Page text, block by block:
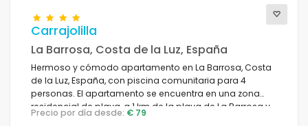
Carrajolilla
La Barrosa, Costa de la Luz, España
Hermoso y cómodo apartamento en La Barrosa, Costa
de la Luz, España, con piscina comunitaria para 4
personas. El apartamento se encuentra en una zona
residencial de playa, a 1 km de la playa de La Barrosa y
a 5 km de Chiclana de la Frontera.
Precio por día desde: € 79